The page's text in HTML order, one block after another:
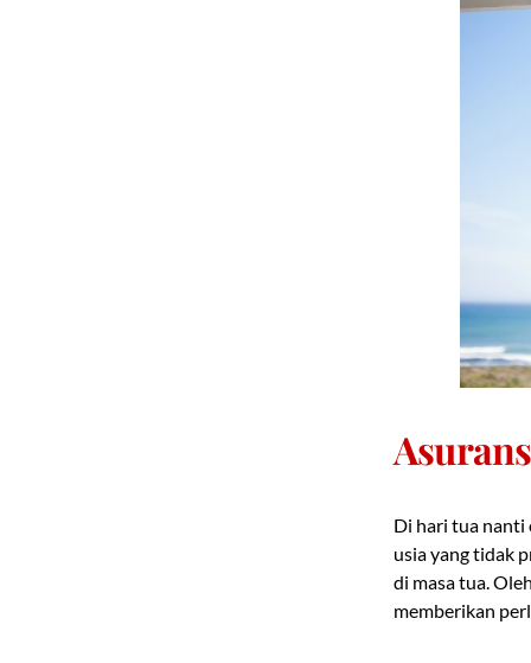
Di hari tua nanti
usia yang tidak
di masa tua.
memberikan